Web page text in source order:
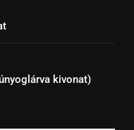
kivonat)